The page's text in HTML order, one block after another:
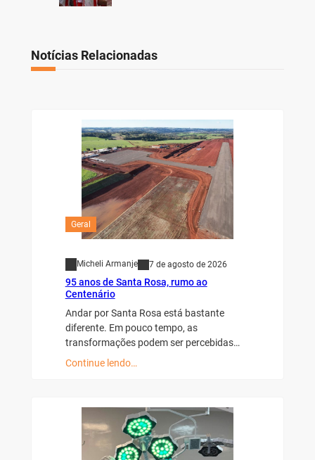
Notícias Relacionadas
Geral
Micheli Armanje 7 de agosto de 2026
95 anos de Santa Rosa, rumo ao
Centenário
Andar por Santa Rosa está bastante
diferente. Em pouco tempo, as
transformações podem ser percebidas…
Continue lendo…